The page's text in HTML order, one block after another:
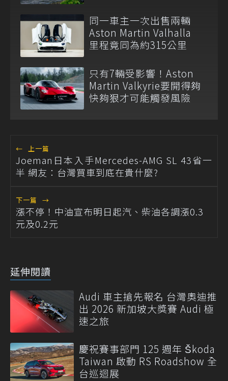
同一車主一次出售兩輛
Aston Martin Valhalla
里程竟同為約315公里
只有7輛受影響！Aston
Martin Valkyrie要開得夠
快夠狠才可能觸發風險
← 上一篇
Joeman日本入手Mercedes-AMG SL 43省一
半 網友：台灣買車到底在貴什麼?
下一篇 →
漲不停！中油宣布明日起汽、柴油各調漲0.3
元及0.2元
延伸閱讀
Audi 車主搶先報名 台灣奧迪推
出 2026 新加坡大獎賽 Audi 極
速之旅
慶祝賽事部門 125 週年 Škoda
Taiwan 啟動 RS Roadshow 全
台巡迴展